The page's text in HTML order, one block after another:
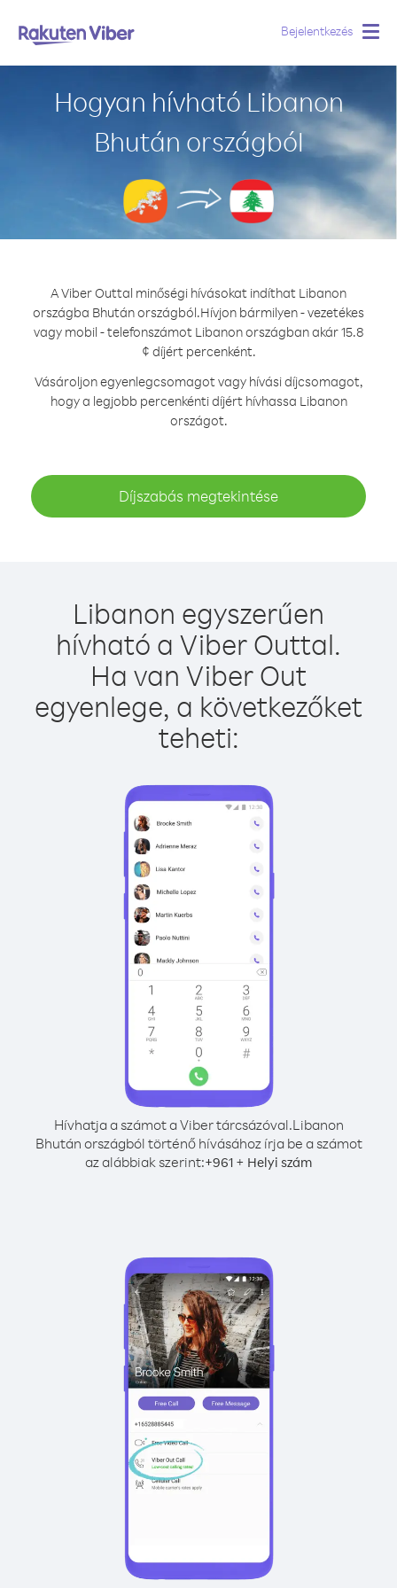
Bejelentkezés
Hogyan hívható Libanon
Bhután országból
A Viber Outtal minőségi hívásokat indíthat Libanon
országba Bhután országból.Hívjon bármilyen - vezetékes
vagy mobil - telefonszámot Libanon országban akár 15.8
¢ díjért percenként.
Vásároljon egyenlegcsomagot vagy hívási díjcsomagot,
hogy a legjobb percenkénti díjért hívhassa Libanon
országot.
Díjszabás megtekintése
Libanon egyszerűen
hívható a Viber Outtal.
Ha van Viber Out
egyenlege, a következőket
teheti:
Hívhatja a számot a Viber tárcsázóval.Libanon
Bhután országból történő hívásához írja be a számot
az alábbiak szerint:+961 + Helyi szám